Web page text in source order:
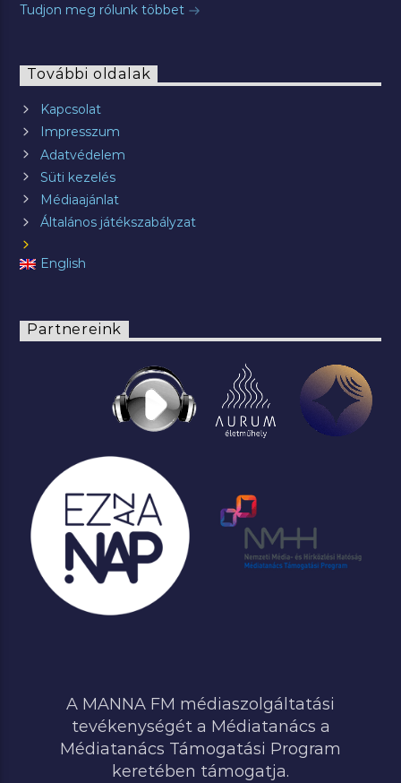
Tudjon meg rólunk többet
További oldalak
Kapcsolat
Impresszum
Adatvédelem
Süti kezelés
Médiaajánlat
Általános játékszabályzat
English
Partnereink
A MANNA FM médiaszolgáltatási
tevékenységét a Médiatanács a
Médiatanács Támogatási Program
keretében támogatja.